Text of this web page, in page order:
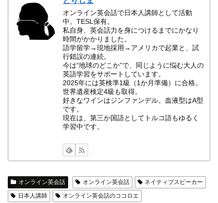
オンライン英会話で日本人講師として活動
中。TESL保有。
私自身、英会話力を身につけるまでにかなり
時間がかかりました。
語学留学→現地採用→アメリカで起業と、試
行錯誤の連続。
今は“地球のどこか”で、同じように悩む大人の
英語学習をサポートしています。
2025年には英検準1級（1か月準備）に合格。
世界遺産検定4級も取得。
好きなワインはジンファンデル。血液型はA型
です。
現在は、第三か国語としてトルコ語もゆるく
学習中です。
オンライン英会話 オンライン英会話
ネイティブスピーカー
日本人講師
オンライン英会話のココロエ